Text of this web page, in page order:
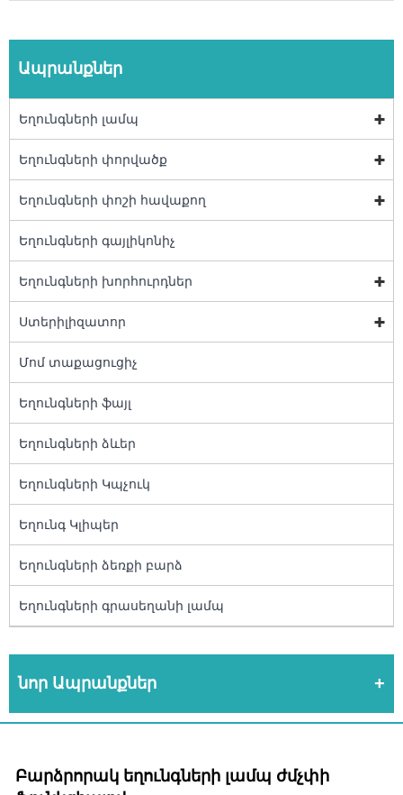
Ապրանքներ
Եղունգների լամպ
Եղունգների փորվածք
Եղունգների փոշի հավաքող
Եղունգների գայլիկոնիչ
Եղունգների խորհուրդներ
Ստերիլիզատոր
Մոմ տաքացուցիչ
Եղունգների ֆայլ
Եղունգների ձևեր
Եղունգների Կպչուկ
Եղունգ Կլիպեր
Եղունգների ձեռքի բարձ
Եղունգների գրասեղանի լամպ
նոր Ապրանքներ
Բարձրորակ եղունգների լամպ ժմչփի